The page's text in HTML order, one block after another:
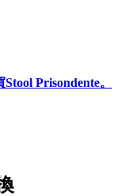
Prisondente。